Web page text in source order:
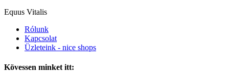
Equus Vitalis
Rólunk
Kapcsolat
Üzleteink - nice shops
Kövessen minket itt: